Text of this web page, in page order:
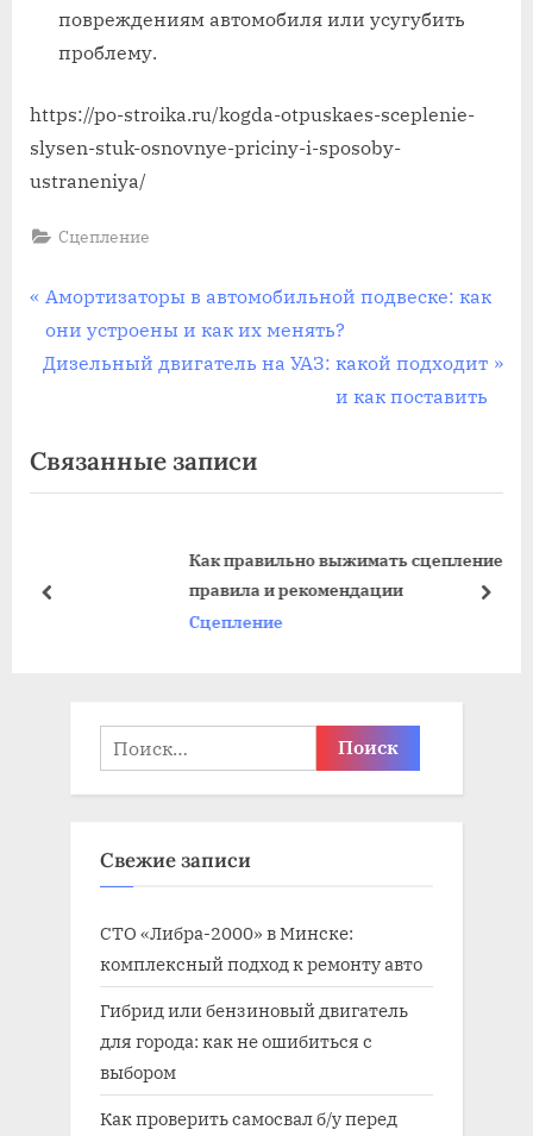
повреждениям автомобиля или усугубить
проблему.
https://po-stroika.ru/kogda-otpuskaes-sceplenie-
slysen-stuk-osnovnye-priciny-i-sposoby-
ustraneniya/
Сцепление
Навигация
по
П
р
е
д
у
я
Амортизаторы в автомобильной подвеске: как
они устроены и как их менять?
С
д
у
а
Дизельный двигатель на УАЗ: какой подходит
и как поставить
Связанные записи
Как правильно выжимать сцепление: основные
правила и рекомендации
пред
Найти:
Свежие записи
СТО «Либра-2000» в Минске:
комплексный подход к ремонту авто
Гибрид или бензиновый двигатель
для города: как не ошибиться с
выбором
Как проверить самосвал б/у перед